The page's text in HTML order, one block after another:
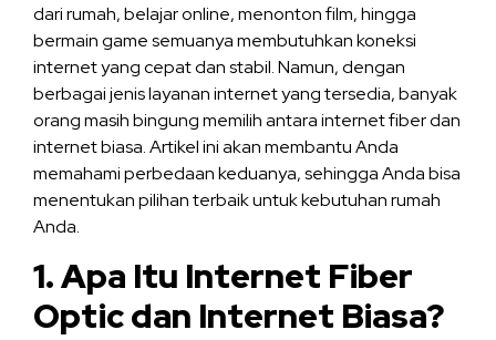
dari rumah, belajar online, menonton film, hingga
bermain game semuanya membutuhkan koneksi
internet yang cepat dan stabil. Namun, dengan
berbagai jenis layanan internet yang tersedia, banyak
orang masih bingung memilih antara internet fiber dan
internet biasa. Artikel ini akan membantu Anda
memahami perbedaan keduanya, sehingga Anda bisa
menentukan pilihan terbaik untuk kebutuhan rumah
Anda.
1. Apa Itu Internet Fiber
Optic dan Internet Biasa?